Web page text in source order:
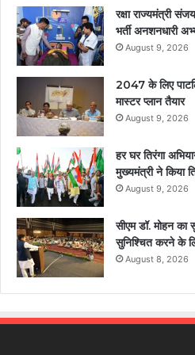
रक्षा राज्यमंत्री
भर्ती अनशनधारी
August 9, 2026
2047 के लिए
मास्टर प्लान तैयार
August 9, 2026
हर घर तिरंगा
मुख्यमंत्री ने किया
August 9, 2026
सीएम डॉ. मोहन का
सुनिश्चित करने के
August 8, 2026